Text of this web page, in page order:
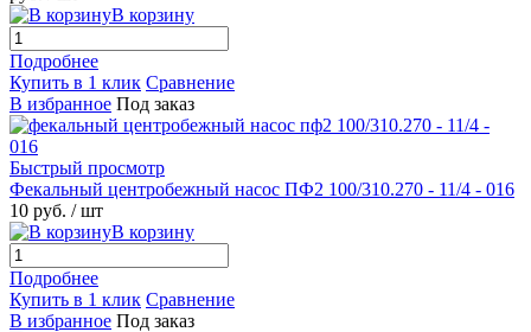
В корзину
Подробнее
Купить в 1 клик Сравнение
В избранное Под заказ
Быстрый просмотр
Фекальный центробежный насос ПФ2 100/310.270 - 11/4 - 016
10 руб. / шт
В корзину
Подробнее
Купить в 1 клик Сравнение
В избранное Под заказ